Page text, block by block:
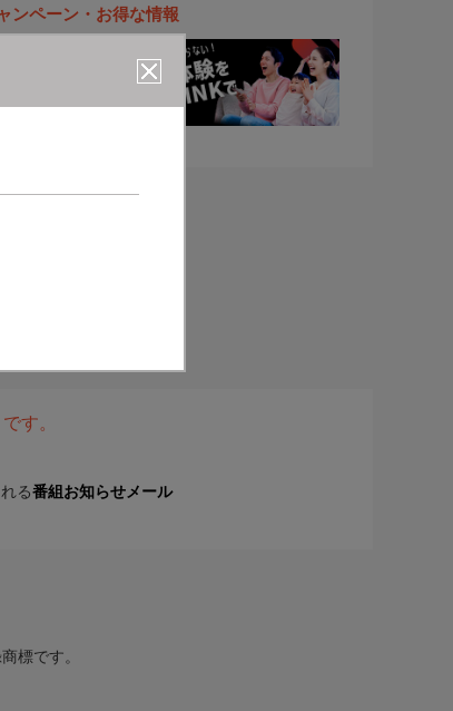
ンペーン・お得な情報
す。
る番組お知らせメール
標です。